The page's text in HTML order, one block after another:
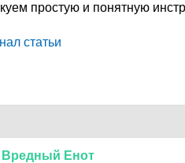
простую и понятную
статьи
Вредный Енот